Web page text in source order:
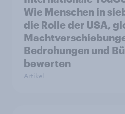
Wie Menschen in
die Rolle der USA,
Bedrohungen und
bewerten
Artikel